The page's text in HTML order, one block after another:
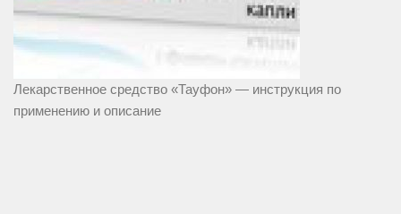
Лекарственное средство «Тауфон» — инструкция по
применению и описание